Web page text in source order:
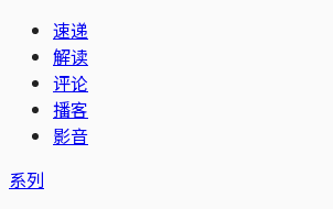
速递
解读
评论
播客
影音
系列